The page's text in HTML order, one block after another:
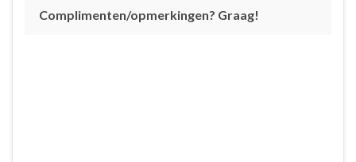
Complimenten/opmerkingen? Graag!